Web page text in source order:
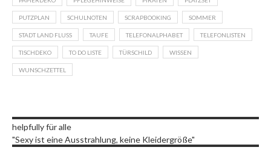
PUTZPLAN SCHULNOTEN SCRAPBOOKING SOMMER
STADT LAND FLUSS TAUFE TELEFONALPHABET TELEFONLISTEN
TISCHDEKO TO DO LISTE TÜRSCHILD WISSEN
WUNSCHZETTEL
helpfully für alle
"Sexy ist eine Ausstrahlung, keine Kleidergröße"